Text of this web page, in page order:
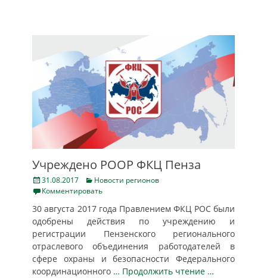
Учреждено РООР ФКЦ Пенза
Posted
on
31.08.2017 Categories
Новости регионов
Комментировать
30 августа 2017 года Правлением ФКЦ РОС были
одобрены действия по учреждению и
регистрации Пензенского регионального
отраслевого объединения работодателей в
сфере охраны и безопасности Федерального
координационного … Продолжить чтение …